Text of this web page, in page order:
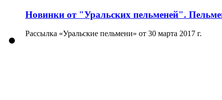
Новинки от "Уральских пельменей".
Рассылка «Уральские пельмени» от 30 марта 2017 г.